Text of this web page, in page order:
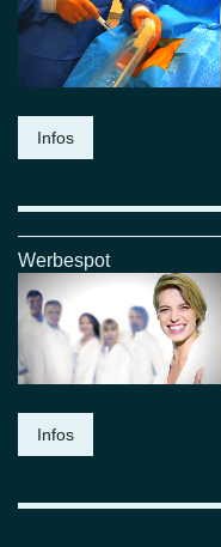
Infos
Werbespot
Infos